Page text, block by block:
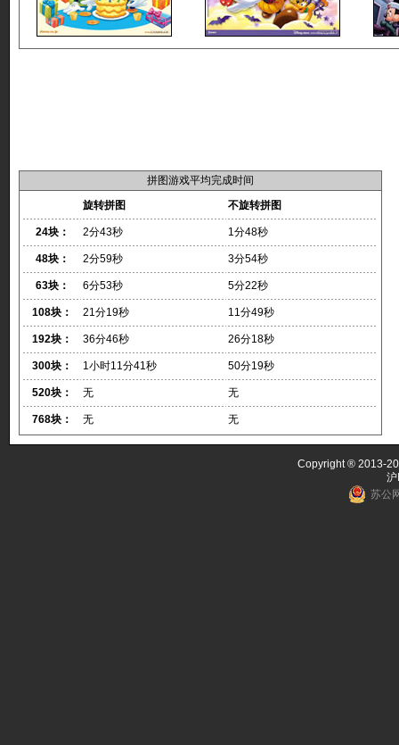
拼图游戏平均完成时间
旋转拼图
不旋转拼图
24块： 2分43秒 1分48秒
48块： 2分59秒 3分54秒
63块： 6分53秒 5分22秒
108块： 21分19秒 11分49秒
192块： 36分46秒 26分18秒
300块： 1小时11分41秒 50分19秒
520块： 无 无
768块： 无 无
Copyright ® 2013-
苏公